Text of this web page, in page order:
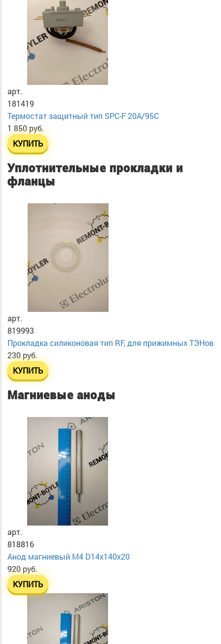
арт.
181419
Термостат защитный тип SPC-F 20A/95C
1 850 руб.
КУПИТЬ
Уплотнительные прокладки и
фланцы
арт.
819993
Прокладка силиконовая тип RF, для прижимных ТЭНов
230 руб.
КУПИТЬ
Магниевые аноды
арт.
818816
Анод магниевый М4 D14х140х20
920 руб.
КУПИТЬ